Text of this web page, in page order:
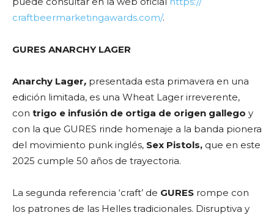
craftbeermarketingawards.com/.
GURES ANARCHY LAGER
Anarchy Lager, presentada esta primavera en una
edición limitada, es una Wheat Lager irreverente,
con trigo e infusión de ortiga de origen gallego y
con la que GURES rinde homenaje a la banda pionera
del movimiento punk inglés, Sex Pistols, que en este
2025 cumple 50 años de trayectoria.
La segunda referencia ‘craft’ de GURES rompe con
los patrones de las Helles tradicionales. Disruptiva y